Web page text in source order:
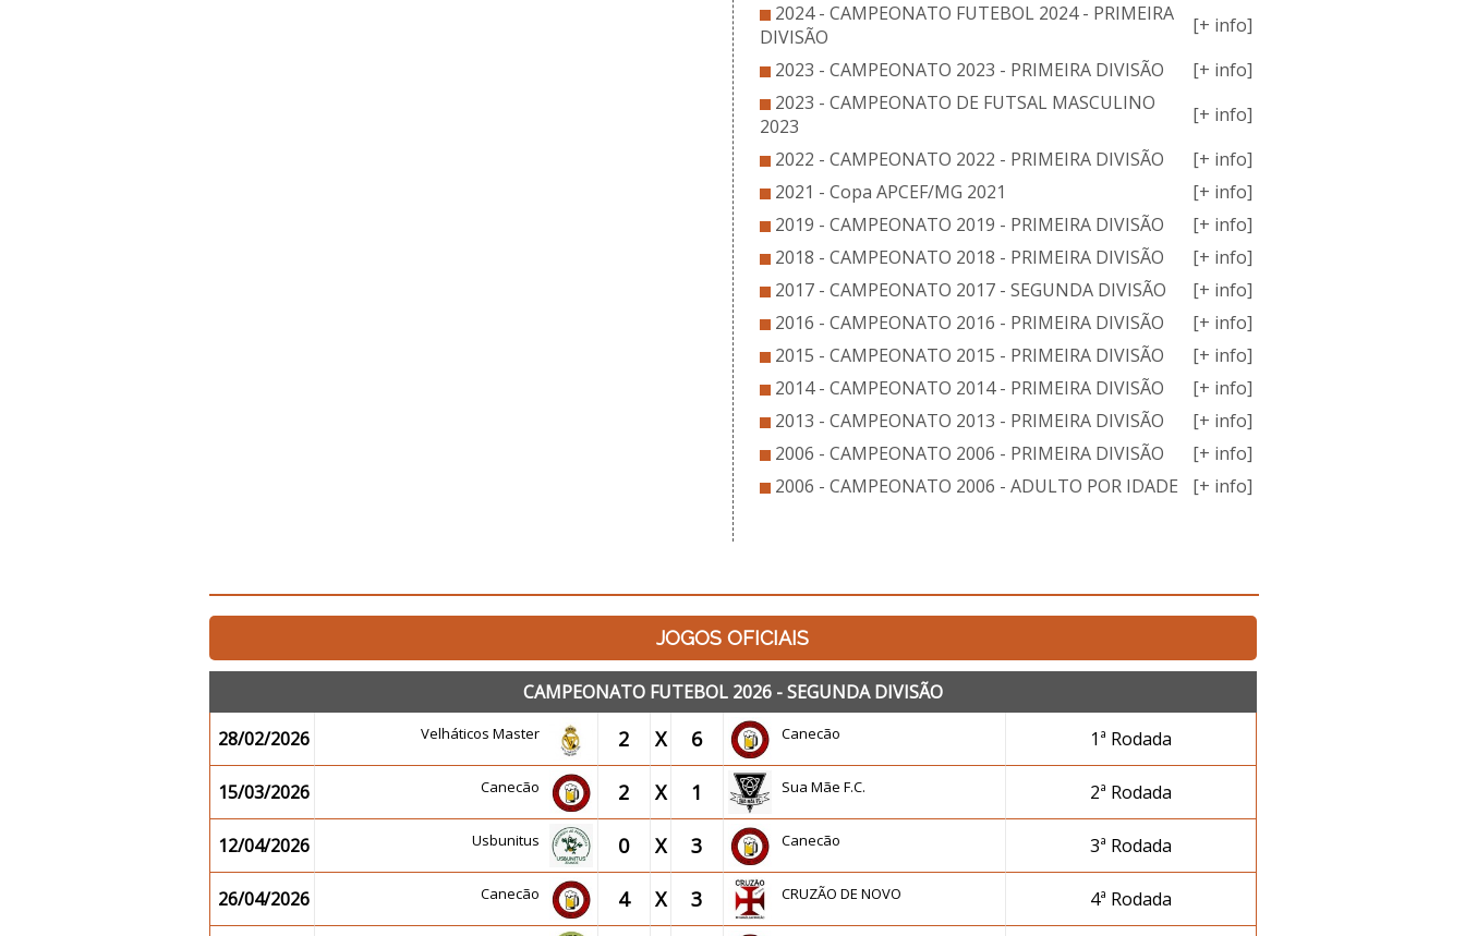
2024 - CAMPEONATO FUTEBOL 2024 - PRIMEIRA
DIVISÃO
[+ info]
2023 - CAMPEONATO 2023 - PRIMEIRA DIVISÃO
[+ info]
2023 - CAMPEONATO DE FUTSAL MASCULINO
2023
[+ info]
2022 - CAMPEONATO 2022 - PRIMEIRA DIVISÃO
[+ info]
2021 - Copa APCEF/MG 2021
[+ info]
2019 - CAMPEONATO 2019 - PRIMEIRA DIVISÃO
[+ info]
2018 - CAMPEONATO 2018 - PRIMEIRA DIVISÃO
[+ info]
2017 - CAMPEONATO 2017 - SEGUNDA DIVISÃO
[+ info]
2016 - CAMPEONATO 2016 - PRIMEIRA DIVISÃO
[+ info]
2015 - CAMPEONATO 2015 - PRIMEIRA DIVISÃO
[+ info]
2014 - CAMPEONATO 2014 - PRIMEIRA DIVISÃO
[+ info]
2013 - CAMPEONATO 2013 - PRIMEIRA DIVISÃO
[+ info]
2006 - CAMPEONATO 2006 - PRIMEIRA DIVISÃO
[+ info]
2006 - CAMPEONATO 2006 - ADULTO POR IDADE
[+ info]
JOGOS OFICIAIS
CAMPEONATO FUTEBOL 2026 - SEGUNDA DIVISÃO
28/02/2026
Velháticos Master 2 X 6 Canecão 1ª Rodada
15/03/2026 Canecão 2 X 1 Sua Mãe F.C. 2ª Rodada
12/04/2026 Usbunitus 0 X 3 Canecão 3ª Rodada
26/04/2026 Canecão 4 X 3 CRUZÃO DE NOVO 4ª Rodada